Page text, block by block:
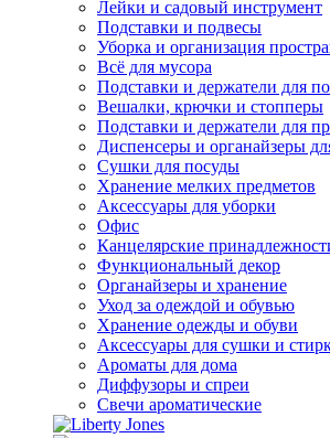
Лейки и садовый инструмент
Подставки и подвесы
Уборка и организация
Всё для мусора
Подставки и держатели для
Вешалки, крючки и стопперы
Подставки и держатели для
Диспенсеры и органайзеры
Сушки для посуды
Хранение мелких предметов
Аксессуары для уборки
Офис
Канцелярские
Функциональный декор
Органайзеры и хранение
Уход за одеждой и обувью
Хранение одежды и обуви
Аксессуары для сушки и
Ароматы для дома
Диффузоры и спреи
Свечи ароматические